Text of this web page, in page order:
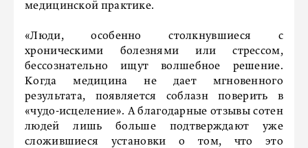
медицинской практике.
«Люди, особенно столкнувшиеся с
хроническими болезнями или стрессом,
бессознательно ищут волшебное решение.
Когда медицина не дает мгновенного
результата, появляется соблазн поверить в
«чудо-исцеление». А благодарные отзывы сотен
людей лишь больше подтверждают уже
сложившиеся установки о том, что это